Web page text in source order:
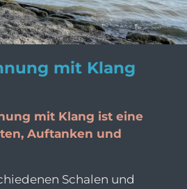
mit Klang
mit Klang ist eine
Auftanken und
Schalen und